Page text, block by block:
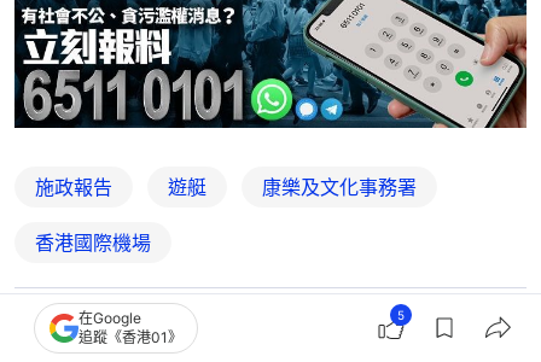
施政報告 遊艇 康樂及文化事務署
香港國際機場
4
在Google
追蹤《香港01》
5